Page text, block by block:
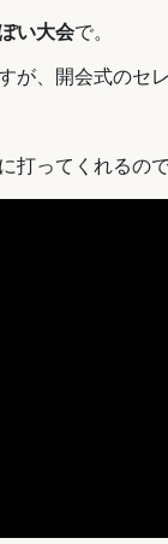
い大会で。
が、開会式のセ
打ってくれるので